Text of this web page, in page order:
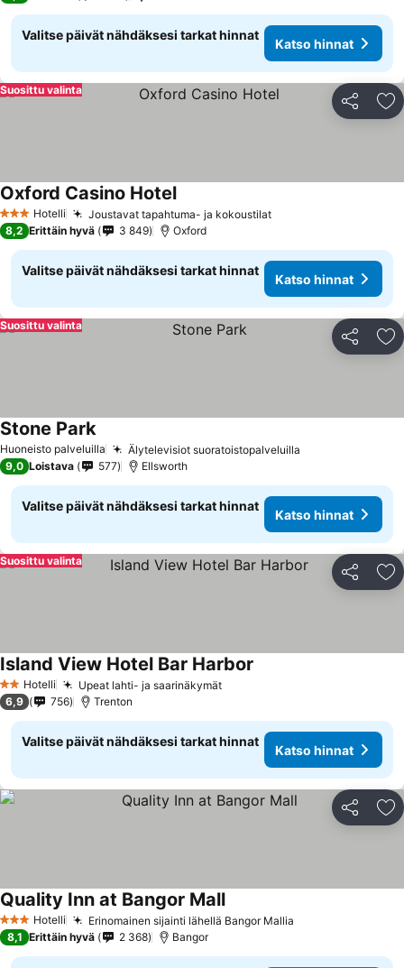
Valitse päivät nähdäksesi tarkat hinnat
Katso hinnat
Jaa
Suosittu valinta
3 Tähtiluokitus
Hotelli Joustavat tapahtuma- ja kokoustilat
Oxford Casino Hotel
8,2 Erittäin hyvä 3 849 Oxford
Valitse päivät nähdäksesi tarkat hinnat
Katso hinnat
Jaa
Suosittu valinta
Huoneisto palveluilla Älytelevisiot suoratoistopalveluilla
Stone Park
9,0 Loistava 577 Ellsworth
Valitse päivät nähdäksesi tarkat hinnat
Katso hinnat
Jaa
Suosittu valinta
2 Tähtiluokitus
Hotelli Upeat lahti- ja saarinäkymät
Island View Hotel Bar Harbor
6,9 756 Trenton
Valitse päivät nähdäksesi tarkat hinnat
Katso hinnat
Jaa
3 Tähtiluokitus
Hotelli Erinomainen sijainti lähellä Bangor Mallia
Quality Inn at Bangor Mall
8,1 Erittäin hyvä 2 368 Bangor